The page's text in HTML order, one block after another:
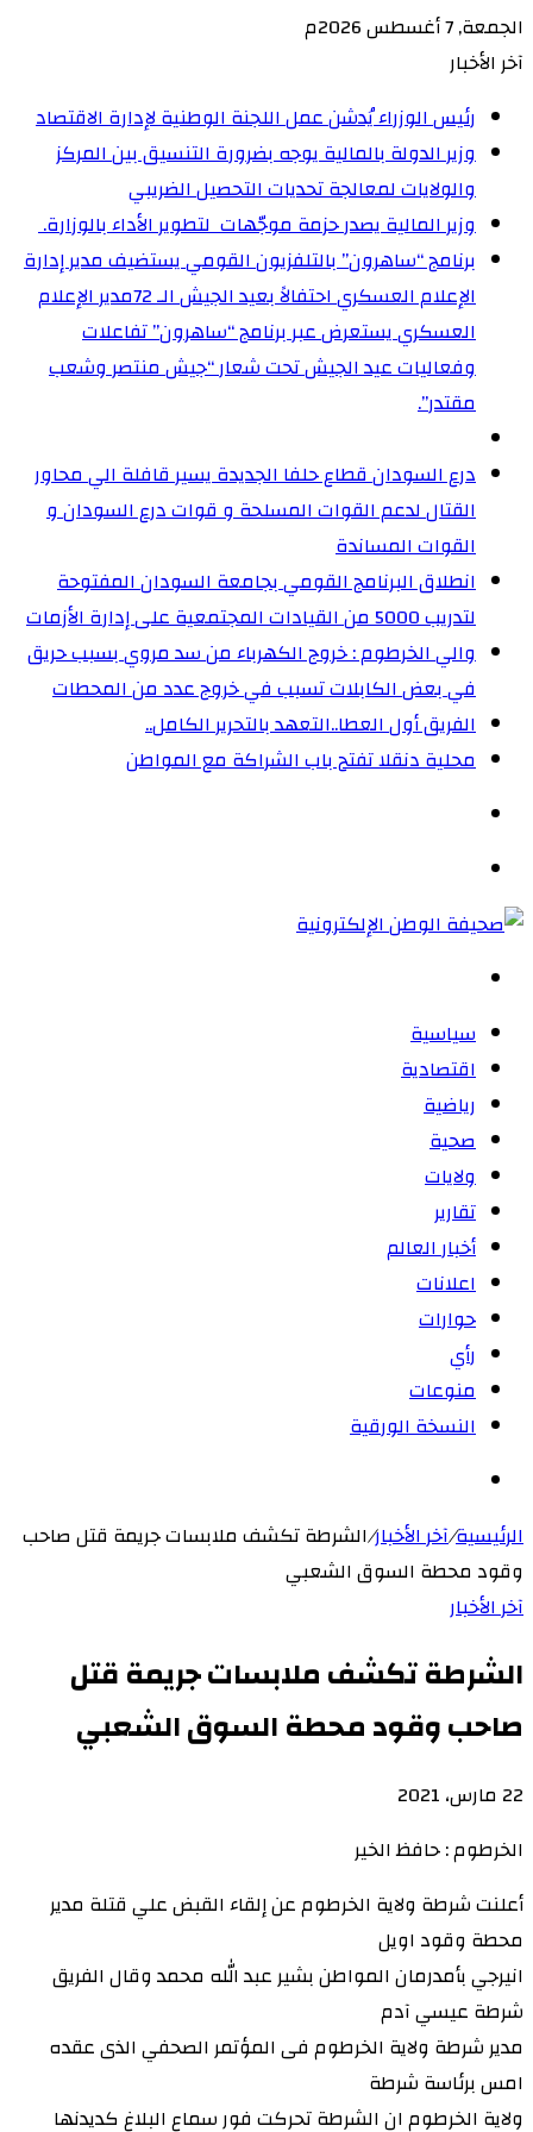
الجمعة, 7 أغسطس 2026م
آخر الأخبار
رئيس الوزراء يُدشن عمل اللجنة الوطنية لإدارة الاقتصاد
وزير الدولة بالمالية يوجه بضرورة التنسيق بين المركز
والولايات لمعالجة تحديات التحصيل الضريبي‏
وزير المالية يصدر حزمة موجّهات لتطوير الأداء بالوزارة. ‏
برنامج “ساهرون” بالتلفزيون القومي يستضيف مدير إدارة
الإعلام العسكري احتفالاً بعيد الجيش الـ 72‏مدير الإعلام
العسكري يستعرض عبر برنامج “ساهرون” تفاعلات
وفعاليات عيد الجيش تحت شعار “جيش منتصر وشعب
مقتدر”.
درع السودان قطاع حلفا الجديدة يسير قافلة الي محاور
القتال لدعم القوات المسلحة و قوات درع السودان و
القوات المساندة
انطلاق البرنامج القومي بجامعة السودان المفتوحة
لتدريب 5000 من القيادات المجتمعية على إدارة الأزمات
والي الخرطوم : خروج الكهرباء من سد مروي بسبب حريق
في بعض الكابلات تسبب في خروج عدد من المحطات
الفريق أول العطا..التعهد بالتحرير الكامل..
محلية دنقلا تفتح باب الشراكة مع المواطن
سياسية
اقتصادية
رياضية
صحية
ولايات
تقارير
أخبار العالم
اعلانات
حوارات
رأي
منوعات
النسخة الورقية
الرئيسية/آخر الأخبار/الشرطة تكشف ملابسات جريمة قتل صاحب
وقود محطة السوق الشعبي
آخر الأخبار
الشرطة تكشف ملابسات جريمة قتل
صاحب وقود محطة السوق الشعبي
22 مارس، 2021
الخرطوم : حافظ الخير
أعلنت شرطة ولاية الخرطوم عن إلقاء القبض علي قتلة مدير
محطة وقود اويل
انيرجي بأمدرمان المواطن بشير عبد الله محمد وقال الفريق
شرطة عيسي آدم
مدير شرطة ولاية الخرطوم فى المؤتمر الصحفي الذى عقده
امس برئاسة شرطة
ولاية الخرطوم ان الشرطة تحركت فور سماع البلاغ كديدنها